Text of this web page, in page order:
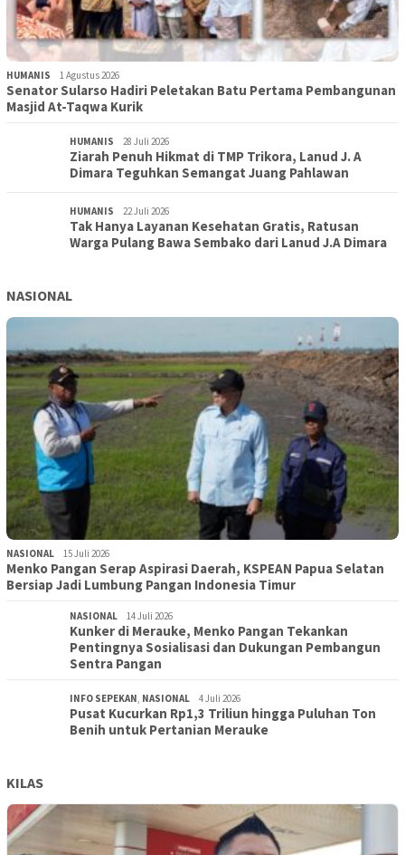
HUMANIS 1 Agustus 2026
Senator Sularso Hadiri Peletakan Batu Pertama Pembangunan
Masjid At-Taqwa Kurik
HUMANIS 28 Juli 2026
Ziarah Penuh Hikmat di TMP Trikora, Lanud J. A
Dimara Teguhkan Semangat Juang Pahlawan
HUMANIS 22 Juli 2026
Tak Hanya Layanan Kesehatan Gratis, Ratusan
Warga Pulang Bawa Sembako dari Lanud J.A Dimara
NASIONAL
NASIONAL 15 Juli 2026
Menko Pangan Serap Aspirasi Daerah, KSPEAN Papua Selatan
Bersiap Jadi Lumbung Pangan Indonesia Timur
NASIONAL 14 Juli 2026
Kunker di Merauke, Menko Pangan Tekankan
Pentingnya Sosialisasi dan Dukungan Pembangun
Sentra Pangan
INFO SEPEKAN, NASIONAL 4 Juli 2026
Pusat Kucurkan Rp1,3 Triliun hingga Puluhan Ton
Benih untuk Pertanian Merauke
KILAS